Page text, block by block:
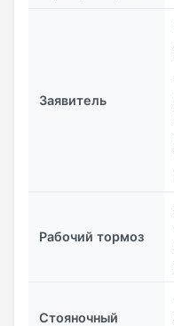
Заявитель
Рабочий тормоз
Стояночный